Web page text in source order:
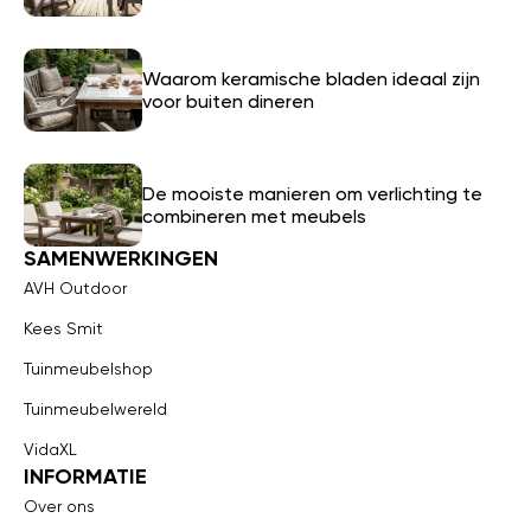
Waarom keramische bladen ideaal zijn
voor buiten dineren
De mooiste manieren om verlichting te
combineren met meubels
SAMENWERKINGEN
AVH Outdoor
Kees Smit
Tuinmeubelshop
Tuinmeubelwereld
VidaXL
INFORMATIE
Over ons